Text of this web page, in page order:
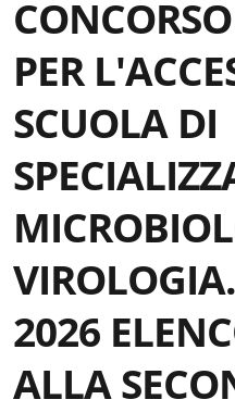
PER
SCUOLA DI
2026
ALLA